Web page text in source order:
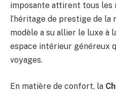
imposante attirent tous les
l’héritage de prestige de la
modèle a su allier le luxe
espace intérieur généreux
voyages.
En matière de confort, la